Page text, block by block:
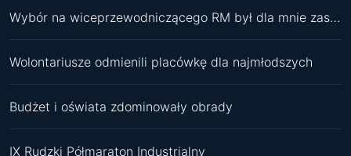
Wybór na wiceprzewodniczącego RM był dla mnie zaskoczeniem
Wolontariusze odmienili placówkę dla najmłodszych
Budżet i oświata zdominowały obrady
IX Rudzki Półmaraton Industrialny